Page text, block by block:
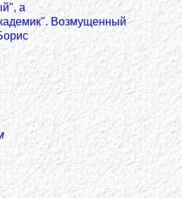
а
Возмущенный